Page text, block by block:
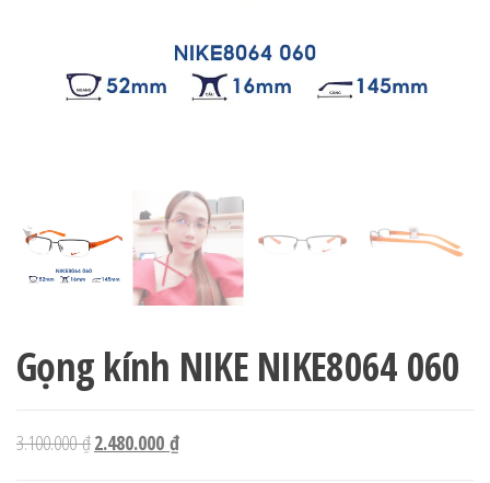
Gọng kính NIKE NIKE8064 060
3.100.000₫Giá
2.480.000 ₫Giá